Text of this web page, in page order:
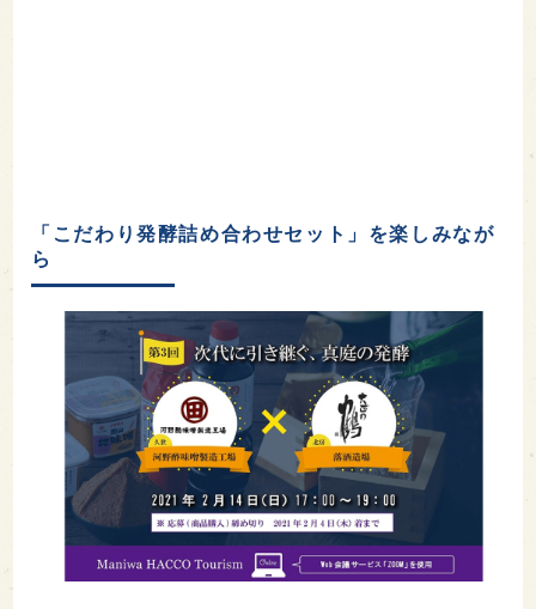
「こだわり発酵詰め合わせセット」を楽しみなが
ら